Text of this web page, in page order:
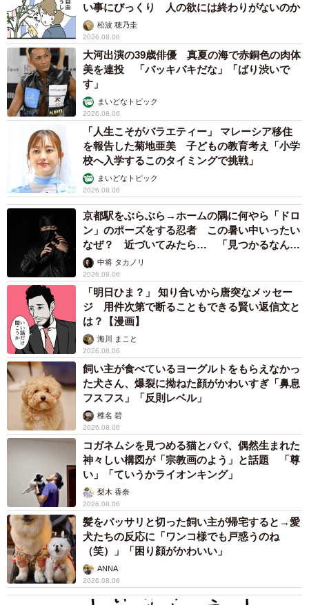
い事にびっくり 人の欲には終わりがないのか
松波 穂乃圭
2026.08.06
大河出演の39歳俳優 真夏の海で赤銅色の肉体
美を連投 「バッキバキだな」「ばり渋いで
す」
まいどなトピック
2026.08.06
「人生こそがバラエティー」 マレーシア移住
を報告した菊地亜美 子どもの教育考え「小学
校へ入学するこのタイミングで挑戦」
まいどなトピック
2026.08.06
京都駅をぶらぶら→ホームの隅に何やら「ドロ
ン」のポーズをする忍者 この暑い中いったい
なぜ？ 近づいてみたら… 「見つかるなんて
未熟」中将 タカノリ
2026.08.06
「明日ひま？」 知り合いから唐突なメッセー
ジ 用件次第で断ることもできる賢い返信文と
は？【漫画】
海川 まこと
2026.08.06
飼い主が食べているヨーグルトをもらえなかっ
た犬さん、爆裂に拗ねた顔がかわいすぎ「鼻息
フスフス」「反則レベル」
椎名 碧
2026.08.06
コガネムシを見つめる猫とパパ、偶然生まれた
神々しい構図が「宗教画のよう」と話題 「尊
い」「ていうかライオンキング」
梨木 香奈
2026.08.06
髪をバッサリと切った飼い主が帰宅すると→愛
犬たちの反応に「ワンコ様でも戸惑うのね
（笑）」「困り顔がかわいい」
ANNA
2026.08.06